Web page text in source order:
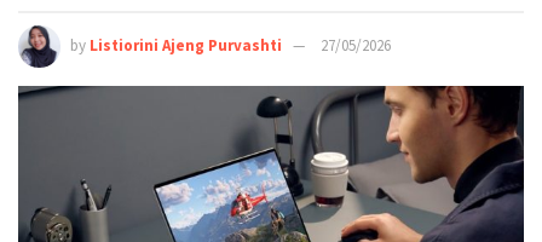
by Listiorini Ajeng Purvashti 27/05/2026